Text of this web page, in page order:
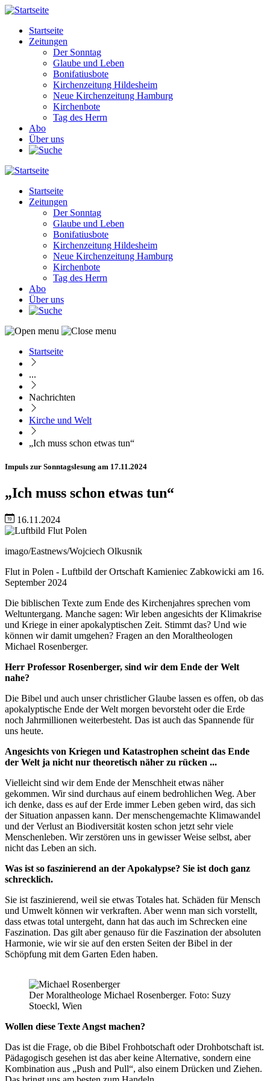
Direkt
Inhalt
Main
navigation
Startseite
Zeitungen
Der Sonntag
Glaube und Leben
Bonifatiusbote
Kirchenzeitung Hildesheim
Neue Kirchenzeitung Hamburg
Kirchenbote
Tag des Herrn
Abo
Über uns
Main
navigation
Startseite
Zeitungen
Der Sonntag
Glaube und Leben
Bonifatiusbote
Kirchenzeitung Hildesheim
Neue Kirchenzeitung Hamburg
Kirchenbote
Tag des Herrn
Abo
Über uns
Pfadnavigation
Startseite
...
Nachrichten
Kirche und Welt
„Ich muss schon etwas tun“
Impuls zur Sonntagslesung am 17.11.2024
„Ich muss schon etwas tun“
16.11.2024
Image
Nachweis
imago/Eastnews/Wojciech Olkusnik
Caption
Flut in Polen - Luftbild der Ortschaft Kamieniec Zabkowicki am 16.
September 2024
Die biblischen Texte zum Ende des Kirchenjahres sprechen vom
Weltuntergang. Manche sagen: Wir leben angesichts der Klimakrise
und Kriege in einer apokalyptischen Zeit. Stimmt das? Und wie
können wir damit umgehen? Fragen an den Moraltheologen
Michael Rosenberger.
Herr Professor Rosenberger, sind wir dem Ende der Welt
nahe?
Die Bibel und auch unser christlicher Glaube lassen es offen, ob das
apokalyptische Ende der Welt morgen bevorsteht oder die Erde
noch Jahrmillionen weiterbesteht. Das ist auch das Spannende für
uns heute.
Angesichts von Kriegen und Katastrophen scheint das Ende
der Welt ja nicht nur theoretisch näher zu rücken ...
Vielleicht sind wir dem Ende der Menschheit etwas näher
gekommen. Wir sind durchaus auf einem bedrohlichen Weg. Aber
ich denke, dass es auf der Erde immer Leben geben wird, das sich
der Situation anpassen kann. Der menschengemachte Klimawandel
und der Verlust an Biodiversität kosten schon jetzt sehr viele
Menschenleben. Wir zerstören uns in gewisser Weise selbst, aber
nicht das Leben an sich.
Was ist so faszinierend an der Apokalypse? Sie ist doch ganz
schrecklich.
Sie ist faszinierend, weil sie etwas Totales hat. Schäden für Mensch
und Umwelt können wir verkraften. Aber wenn man sich vorstellt,
dass etwas total untergeht, dann hat das auch im Schrecken eine
Faszination. Das gilt aber genauso für die Faszination der absoluten
Harmonie, wie wir sie auf den ersten Seiten der Bibel in der
Schöpfung mit dem Garten Eden haben.
Der Moraltheologe Michael Rosenberger. Foto: Suzy
Stoeckl, Wien
Wollen diese Texte Angst machen?
Das ist die Frage, ob die Bibel Frohbotschaft oder Drohbotschaft ist.
Pädagogisch gesehen ist das aber keine Alternative, sondern eine
Kombination aus „Push and Pull“, also einem Drücken und Ziehen.